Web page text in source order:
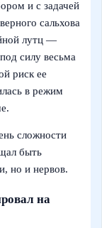
и с задачей
сальхова
лутц —
силу весьма
риск ее
в режим
сложности
быть
но и нервов.
на